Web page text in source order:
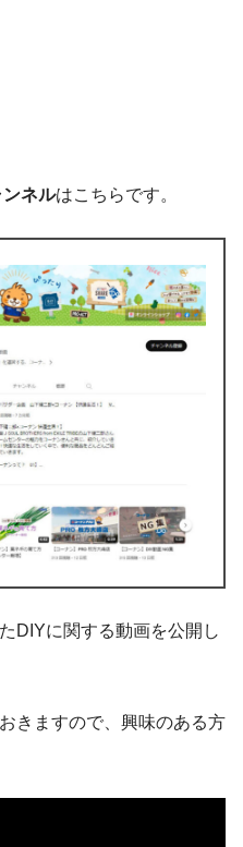
ネルはこちらです。
DIYに関する動画を公開し
きますので、興味のある方